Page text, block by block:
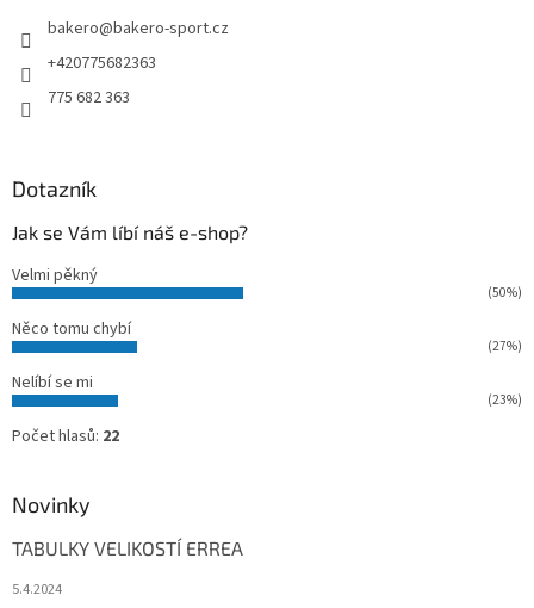
bakero@bakero-sport.cz
+420775682363
775 682 363
Dotazník
Jak se Vám líbí náš e-shop?
Velmi pěkný
(50%)
Něco tomu chybí
(27%)
Nelíbí se mi
(23%)
Počet hlasů: 22
Novinky
TABULKY VELIKOSTÍ ERREA
5.4.2024